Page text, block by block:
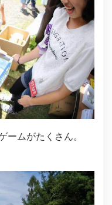
ームがたくさん。